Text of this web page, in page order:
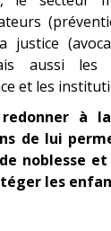
justice
aussi les
et les
à
de lui
noblesse
les